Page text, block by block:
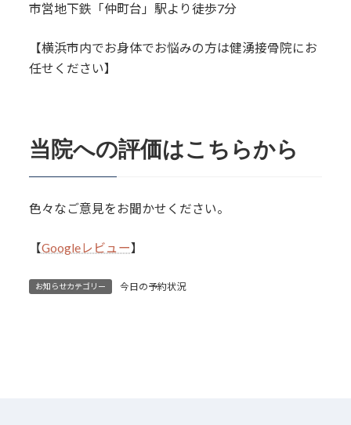
市営地下鉄「仲町台」駅より徒歩7分
【横浜市内でお身体でお悩みの方は健湧接骨院にお
任せください】
当院への評価はこちらから
色々なご意見をお聞かせください。
【Googleレビュー】
お知らせカテゴリー 今日の予約状況